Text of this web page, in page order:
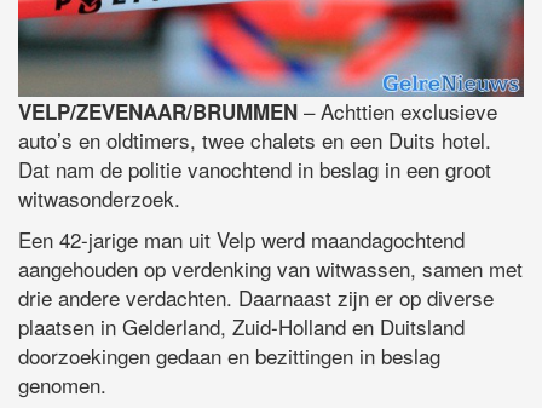
VELP/ZEVENAAR/BRUMMEN – Achttien exclusieve
auto’s en oldtimers, twee chalets en een Duits hotel.
Dat nam de politie vanochtend in beslag in een groot
witwasonderzoek.
Een 42-jarige man uit Velp werd maandagochtend
aangehouden op verdenking van witwassen, samen met
drie andere verdachten. Daarnaast zijn er op diverse
plaatsen in Gelderland, Zuid-Holland en Duitsland
doorzoekingen gedaan en bezittingen in beslag
genomen.